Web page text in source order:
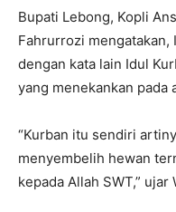
Bupati Lebong, Kopli
Fahrurrozi mengatakan,
dengan kata lain Idul
yang menekankan pada
“Kurban itu sendiri
menyembelih hewan
kepada Allah SWT,” ujar